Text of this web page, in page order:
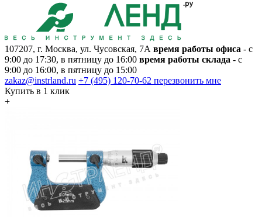
107207, г. Москва, ул. Чусовская, 7А время работы офиса - с
9:00 до 17:30, в пятницу до 16:00 время работы склада - с
9:00 до 16:00, в пятницу до 15:00
zakaz@instrland.ru +7 (495) 120-70-62 перезвонить мне
Купить в 1 клик
+